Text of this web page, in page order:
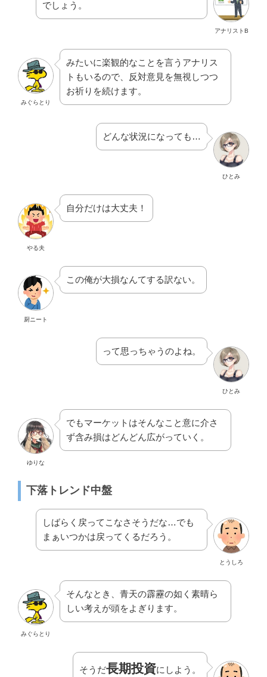
アナリストB
でしょう。
みぐらとり
みたいに楽観的なことを言うアナリス
トもいるので、反対意見を無視しつつ
お祈りを続けます。
ひとみ
どんな状況になっても…
やる夫
自分だけは大丈夫！
厨ニート
この俺が大損なんてする訳ない。
ひとみ
って思っちゃうのよね。
ゆりな
でもマーケットはそんなこと意に介さ
ず含み損はどんどん広がっていく。
下落トレンド中盤
とうしろ
しばらく戻ってこなさそうだな…でも
まぁいつかは戻ってくるだろう。
みぐらとり
そんなとき、青天の霹靂の如く素晴ら
しい考えが頭をよぎります。
そうだ長期投資にしよう。